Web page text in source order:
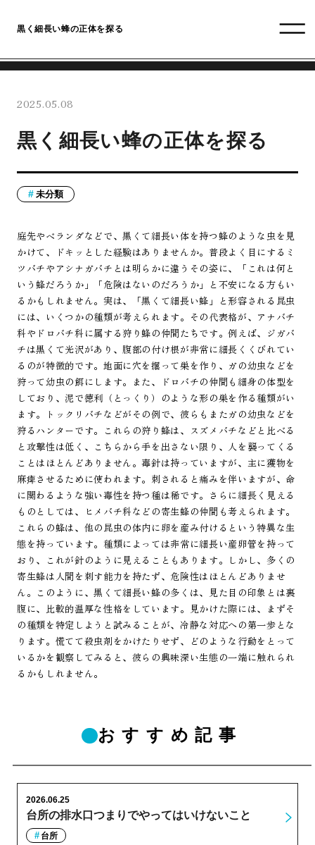
黒く細長い蜂の正体を探る
2025.05.08
黒く細長い蜂の正体を探る
未分類
庭先やベランダなどで、黒くて細長い体を持つ蜂のような虫を見
かけて、ドキッとした経験はありませんか。普段よく目にするミ
ツバチやアシナガバチとは明らかに違うその姿に、「これは何と
いう蜂だろうか」「危険はないのだろうか」と不安になる方もい
るかもしれません。実は、「黒くて細長い蜂」と形容される昆虫
には、いくつかの種類が考えられます。その代表格が、アナバチ
科やドロバチ科に属する狩り蜂の仲間たちです。例えば、ジガバ
チは黒くて光沢があり、腹部の付け根が非常に細長くくびれてい
るのが特徴的です。地面に穴を掘って巣を作り、ガの幼虫などを
狩って幼虫の餌にします。また、ドロバチの仲間も細身の体型を
しており、泥で徳利（とっくり）のような形の巣を作る種類がい
ます。トックリバチなどがその例で、彼らもまたガの幼虫などを
狩るハンターです。これらの狩り蜂は、スズメバチなどと比べる
と攻撃性は低く、こちらから手を出さない限り、人を襲ってくる
ことはほとんどありません。毒針は持っていますが、主に獲物を
麻痺させるために使われます。刺されると痛みを伴いますが、命
に関わるような強い毒性を持つ種は稀です。さらに細長く見える
ものとしては、ヒメバチ科などの寄生蜂の仲間も考えられます。
これらの蜂は、他の昆虫の体内に卵を産み付けるという特異な生
態を持っています。種類によっては非常に細長い産卵管を持って
おり、これが針のように見えることもあります。しかし、多くの
寄生蜂は人間を刺す能力を持たず、危険性はほとんどありませ
ん。このように、黒くて細長い蜂の多くは、見た目の印象とは裏
腹に、比較的温厚な性格をしています。見かけた際には、まずそ
の種類を特定しようと試みることが、冷静な対応への第一歩とな
ります。慌てて殺虫剤をかけたりせず、どのような行動をとって
いるかを観察してみると、彼らの興味深い生態の一端に触れられ
るかもしれません。
おすすめ記事
台所の排水口つまりでやってはいけないこと
2026.06.25
台所